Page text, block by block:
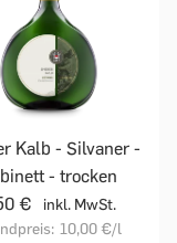
Kalb - Silvaner -
- trocken
€
inkl. MwSt.
10,00 €/l